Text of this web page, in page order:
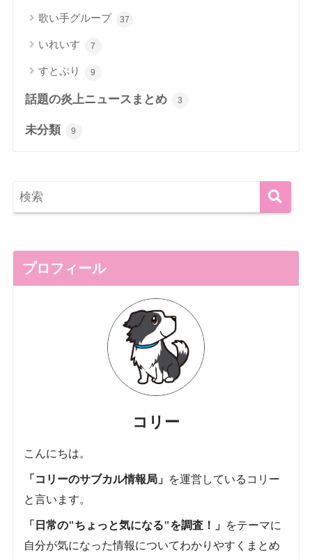
歌い手グループ 37
いれいす 7
すとぷり 9
話題の炎上ニュースまとめ 3
未分類 9
プロフィール
コリー
こんにちは。
「コリーのサブカル情報局」 を運営しているコリー
と言います。
「日常の"ちょっと気になる"を調査！」 をテーマに
自分が気になった情報についてわかりやすくまとめ